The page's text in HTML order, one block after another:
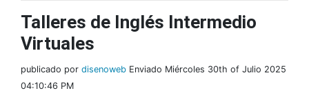
Talleres de Inglés Intermedio
Virtuales
publicado por disenoweb Enviado Miércoles 30th of Julio 2025
04:10:46 PM